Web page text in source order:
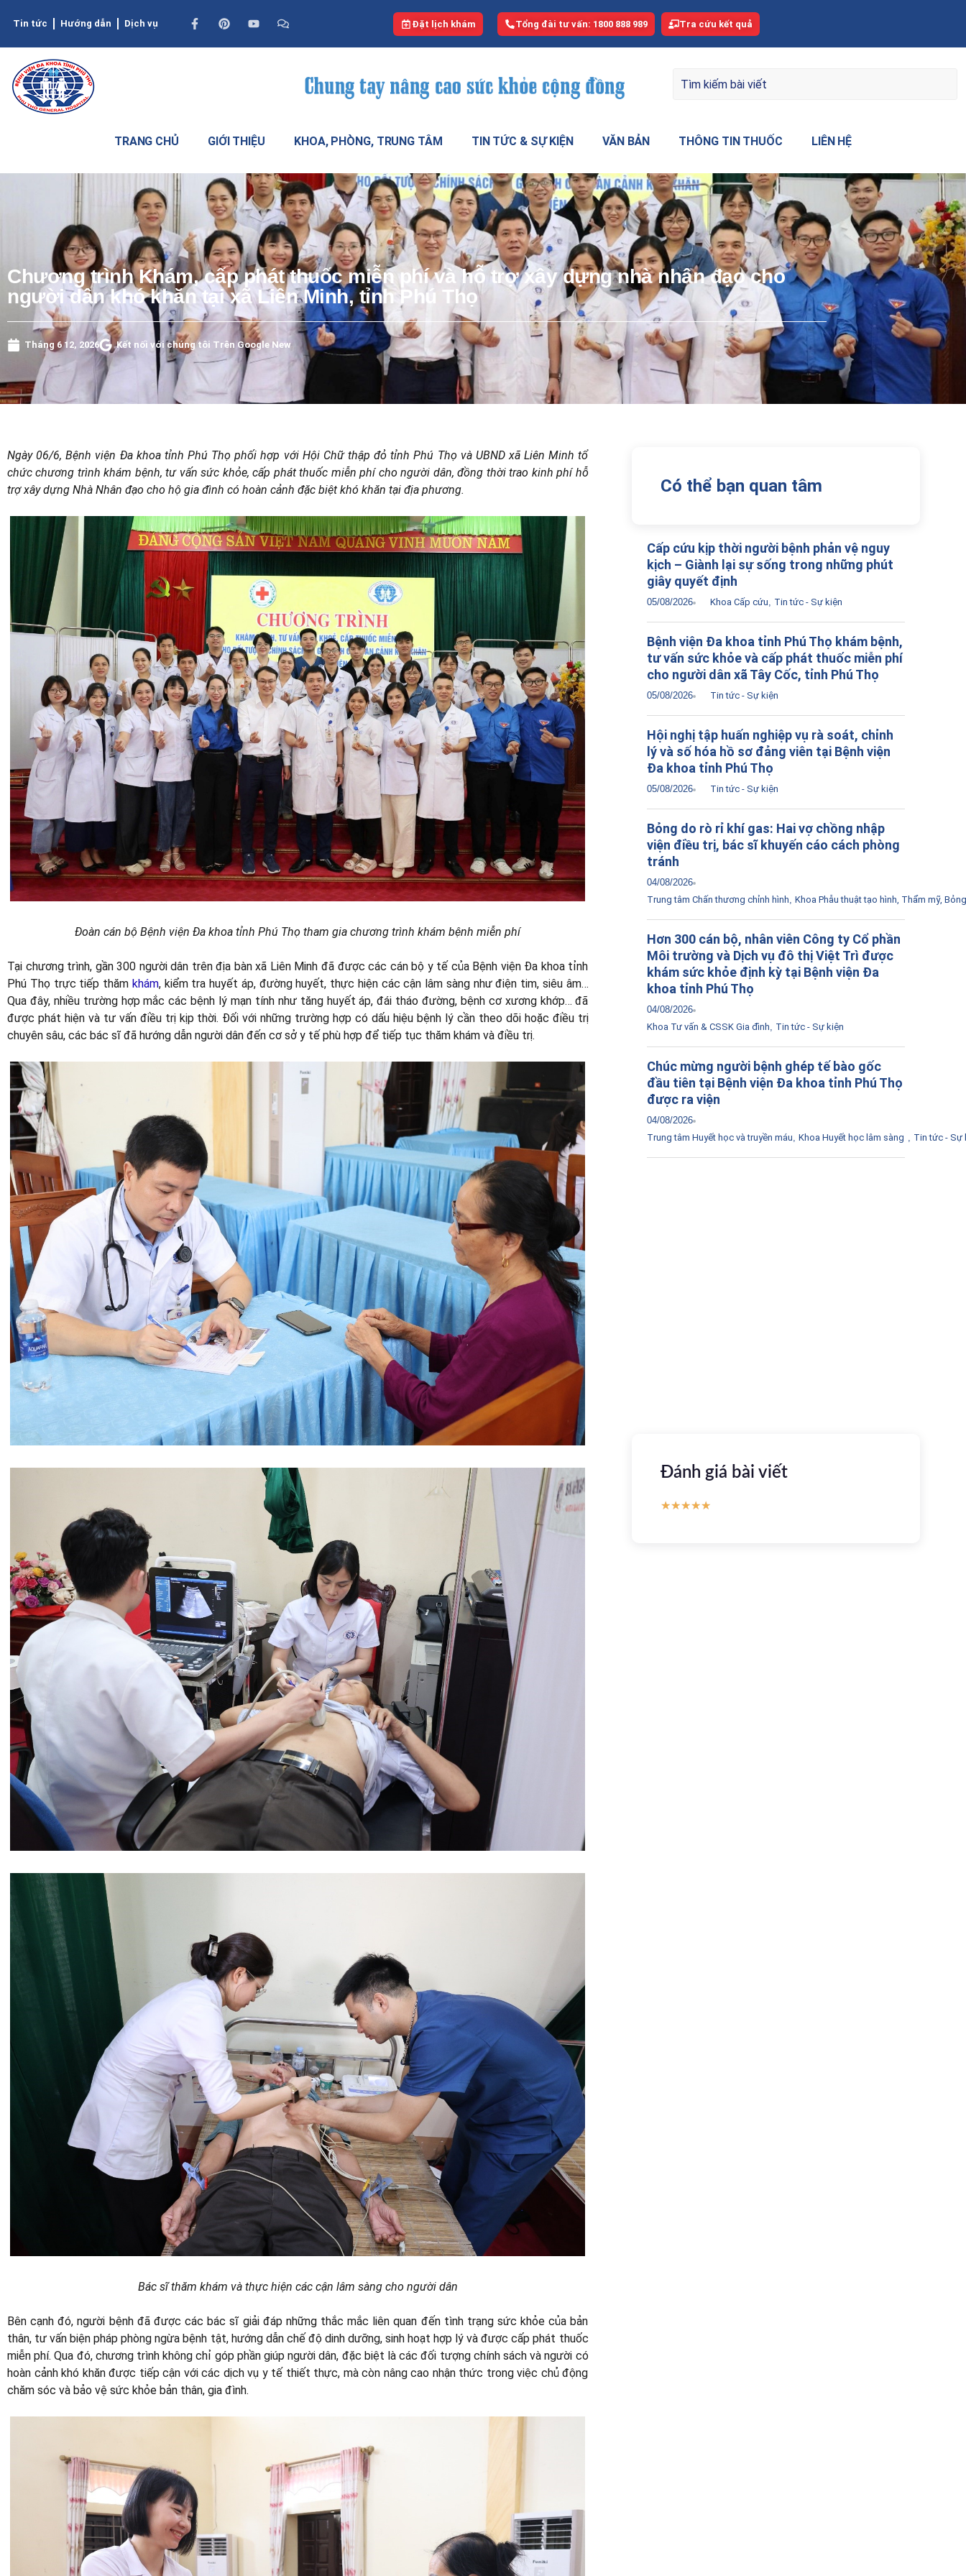
Tin tức Hướng dẫn Dịch vụ Đặt lịch khám Tổng đài tư vấn: 1800 888 989 Tra cứu kết quả
TRANG CHỦ GIỚI THIỆU KHOA, PHÒNG, TRUNG TÂM TIN TỨC & SỰ KIỆN VĂN BẢN THÔNG TIN THUỐC LIÊN HỆ
Chương trình Khám, cấp phát thuốc miễn phí và hỗ trợ xây dựng nhà nhân đạo cho
người dân khó khăn tại xã Liên Minh, tỉnh Phú Thọ
Tháng 6 12, 2026 Kết nối với chúng tôi Trên Google New
Ngày 06/6, Bệnh viện Đa khoa tỉnh Phú Thọ phối hợp với Hội Chữ thập đỏ tỉnh Phú Thọ và UBND xã Liên Minh tổ
chức chương trình khám bệnh, tư vấn sức khỏe, cấp phát thuốc miễn phí cho người dân, đồng thời trao kinh phí hỗ
trợ xây dựng Nhà Nhân đạo cho hộ gia đình có hoàn cảnh đặc biệt khó khăn tại địa phương.
Đoàn cán bộ Bệnh viện Đa khoa tỉnh Phú Thọ tham gia chương trình khám bệnh miễn phí
Tại chương trình, gần 300 người dân trên địa bàn xã Liên Minh đã được các cán bộ y tế của Bệnh viện Đa khoa tỉnh
Phú Thọ trực tiếp thăm khám, kiểm tra huyết áp, đường huyết, thực hiện các cận lâm sàng như điện tim, siêu âm…
Qua đây, nhiều trường hợp mắc các bệnh lý mạn tính như tăng huyết áp, đái tháo đường, bệnh cơ xương khớp… đã
được phát hiện và tư vấn điều trị kịp thời. Đối với những trường hợp có dấu hiệu bệnh lý cần theo dõi hoặc điều trị
chuyên sâu, các bác sĩ đã hướng dẫn người dân đến cơ sở y tế phù hợp để tiếp tục thăm khám và điều trị.
Bác sĩ thăm khám và thực hiện các cận lâm sàng cho người dân
Bên cạnh đó, người bệnh đã được các bác sĩ giải đáp những thắc mắc liên quan đến tình trạng sức khỏe của bản
thân, tư vấn biện pháp phòng ngừa bệnh tật, hướng dẫn chế độ dinh dưỡng, sinh hoạt hợp lý và được cấp phát thuốc
miễn phí. Qua đó, chương trình không chỉ góp phần giúp người dân, đặc biệt là các đối tượng chính sách và người có
hoàn cảnh khó khăn được tiếp cận với các dịch vụ y tế thiết thực, mà còn nâng cao nhận thức trong việc chủ động
chăm sóc và bảo vệ sức khỏe bản thân, gia đình.
Có thể bạn quan tâm
Cấp cứu kịp thời người bệnh phản vệ nguy
kịch – Giành lại sự sống trong những phút
giây quyết định
05/08/2026 Khoa Cấp cứu, Tin tức - Sự kiện
Bệnh viện Đa khoa tỉnh Phú Thọ khám bệnh,
tư vấn sức khỏe và cấp phát thuốc miễn phí
cho người dân xã Tây Cốc, tỉnh Phú Thọ
05/08/2026 Tin tức - Sự kiện
Hội nghị tập huấn nghiệp vụ rà soát, chỉnh
lý và số hóa hồ sơ đảng viên tại Bệnh viện
Đa khoa tỉnh Phú Thọ
05/08/2026 Tin tức - Sự kiện
Bỏng do rò rỉ khí gas: Hai vợ chồng nhập
viện điều trị, bác sĩ khuyến cáo cách phòng
tránh
04/08/2026
Trung tâm Chấn thương chỉnh hình, Khoa Phẫu thuật tạo hình, Thẩm mỹ, Bỏng
Hơn 300 cán bộ, nhân viên Công ty Cổ phần
Môi trường và Dịch vụ đô thị Việt Trì được
khám sức khỏe định kỳ tại Bệnh viện Đa
khoa tỉnh Phú Thọ
04/08/2026
Khoa Tư vấn & CSSK Gia đình, Tin tức - Sự kiện
Chúc mừng người bệnh ghép tế bào gốc
đầu tiên tại Bệnh viện Đa khoa tỉnh Phú Thọ
được ra viện
04/08/2026
Trung tâm Huyết học và truyền máu, Khoa Huyết học lâm sàng , Tin tức - Sự
Đánh giá bài viết
★★★★★